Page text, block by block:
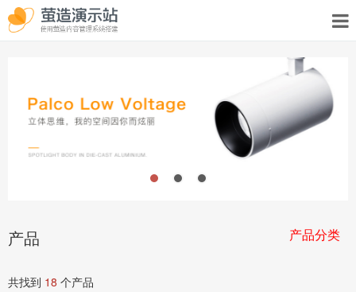
产品 产品分类
共找到 18 个产品